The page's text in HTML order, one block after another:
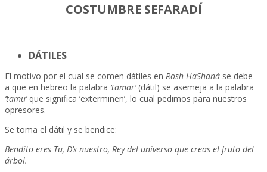
COSTUMBRE SEFARADÍ
DÁTILES
El motivo por el cual se comen dátiles en Rosh HaShaná se debe
a que en hebreo la palabra ‘tamar’(dátil) se asemeja a la palabra
‘tamu’que significa ‘exterminen’, lo cual pedimos para nuestros
opresores.
Se toma el dátil y se bendice:
Bendito eres Tu, D’s nuestro, Rey del universo que creas el fruto del
árbol.